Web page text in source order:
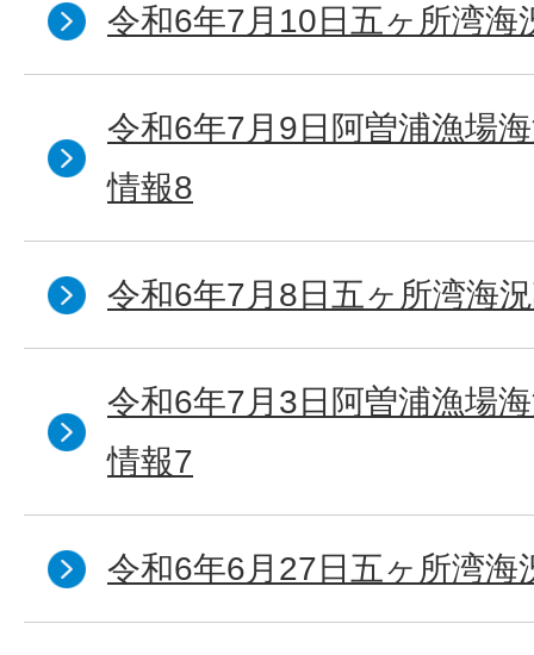
令和6年7月10日五ヶ所湾海
令和6年7月9日阿曽浦漁場
情報8
令和6年7月8日五ヶ所湾海
令和6年7月3日阿曽浦漁場
情報7
令和6年6月27日五ヶ所湾海